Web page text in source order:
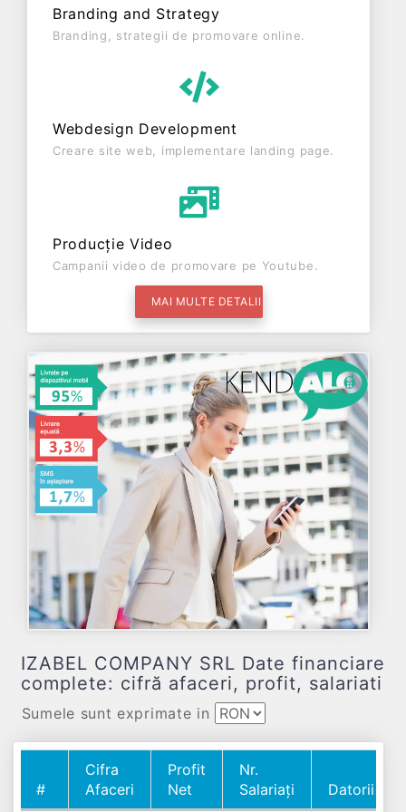
Branding and Strategy
Branding, strategii de promovare online.
Webdesign Development
Creare site web, implementare landing page.
Producție Video
Campanii video de promovare pe Youtube.
MAI MULTE DETALII
IZABEL COMPANY SRL Date financiare
complete: cifră afaceri, profit, salariati
Sumele sunt exprimate in
#
Cifra
Afaceri
Profit
Net
Nr.
Salariați
Datorii